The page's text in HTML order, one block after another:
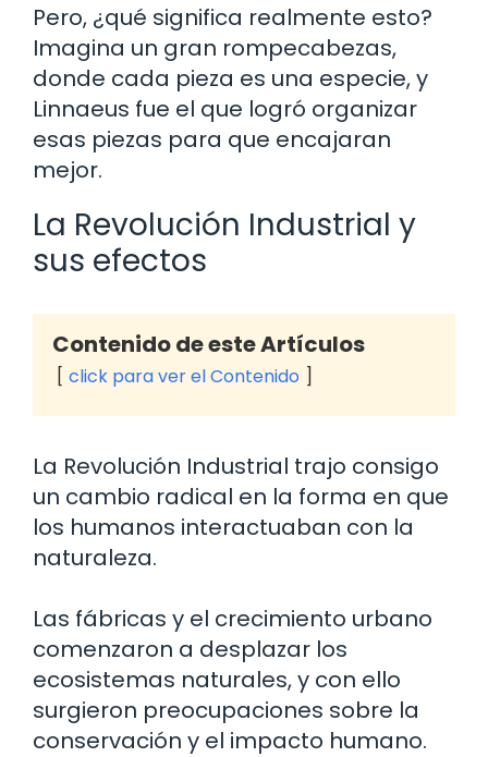
Pero, ¿qué significa realmente esto?
Imagina un gran rompecabezas,
donde cada pieza es una especie, y
Linnaeus fue el que logró organizar
esas piezas para que encajaran
mejor.
La Revolución Industrial y
sus efectos
Contenido de este Artículos
click para ver el Contenido
La Revolución Industrial trajo consigo
un cambio radical en la forma en que
los humanos interactuaban con la
naturaleza.
Las fábricas y el crecimiento urbano
comenzaron a desplazar los
ecosistemas naturales, y con ello
surgieron preocupaciones sobre la
conservación y el impacto humano.